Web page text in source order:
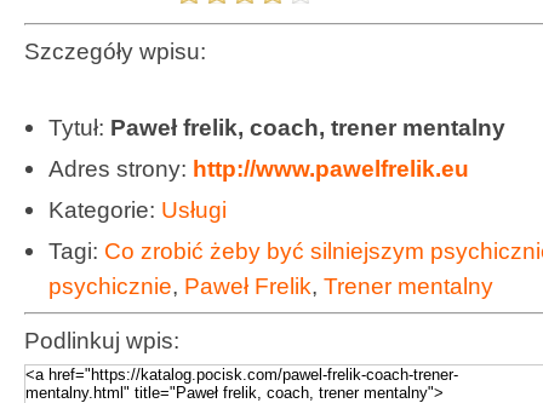
Szczegóły wpisu:
Tytuł: Paweł frelik, coach, trener mentalny
Adres strony: http://www.pawelfrelik.eu
Kategorie: Usługi
Tagi: Co zrobić żeby być silniejszym
psychicznie, Paweł Frelik, Trener mentalny
Podlinkuj wpis: